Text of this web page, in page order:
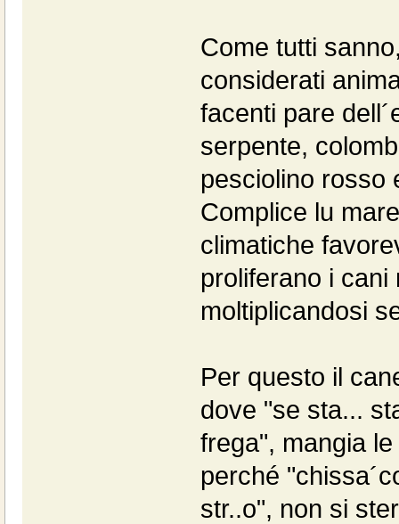
Come tutti
considerati
facenti pare
serpente,
pesciolino rosso
Complice lu
climatiche
proliferano i
moltiplicandosi
Per questo il
dove "se sta...
frega", mangia
perché
str..o", non si